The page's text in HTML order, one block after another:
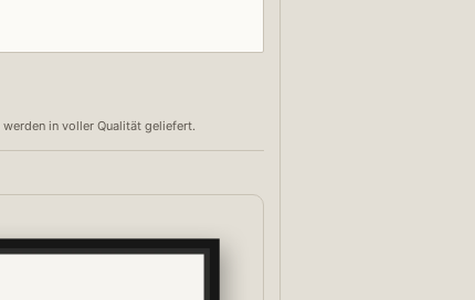
werden in voller Qualität geliefert.